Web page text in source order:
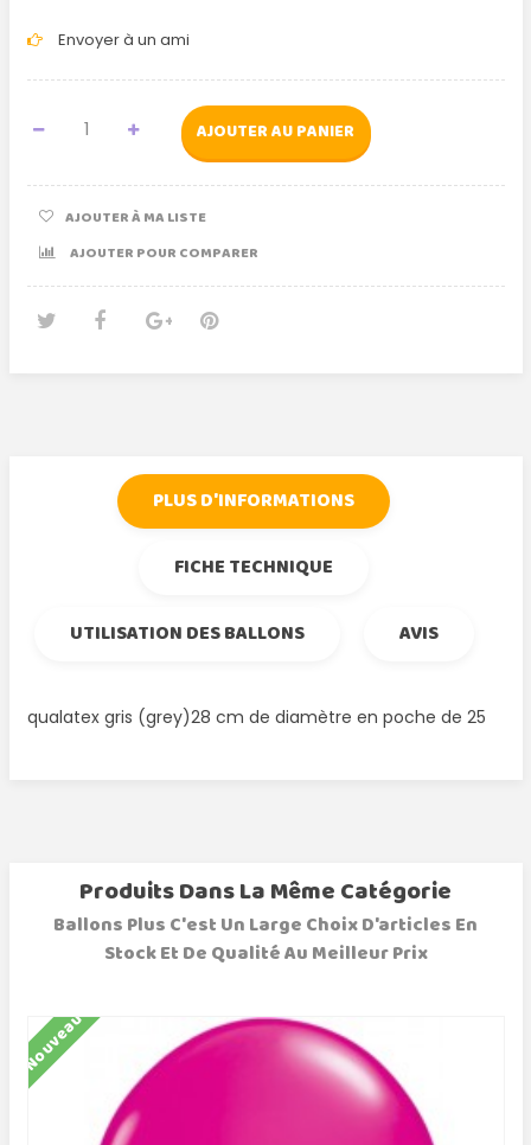
Envoyer à un ami
AJOUTER AU PANIER
AJOUTER À MA LISTE
AJOUTER POUR COMPARER
PLUS D'INFORMATIONS
FICHE TECHNIQUE
UTILISATION DES BALLONS
AVIS
qualatex gris (grey)28 cm de diamètre en poche de 25
Produits Dans La Même Catégorie
Ballons Plus C'est Un Large Choix D'articles En
Stock Et De Qualité Au Meilleur Prix
Nouveau